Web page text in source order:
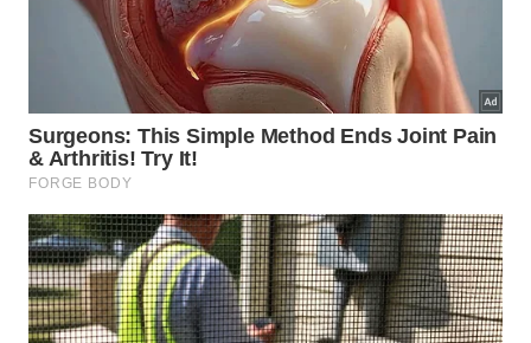
transformou a vida animal?
Durante o período Cambriano ocorreu uma grande
debiodiversidade
sem precedentes na
história do planeta. Novas formas corporais
complexas e estruturas de caça eficientes surgiram
rapidamente nos oceanos primitivos daquela era
geológica marcada por muitas mudanças.
O fóssil de Urokodia aequalis representa um
testemunhoreal da rapidez dessas mudanças
evolutivas antigas. Estudar esses vestígios pré-